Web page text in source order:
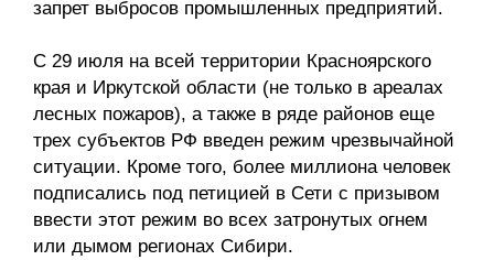
Об аспирантуре
Поступление
Обучение
Нормативные документы
запрет выбросов промышленных предприятий.
С 29 июля на всей территории Красноярского
края и Иркутской области (не только в ареалах
лесных пожаров), а также в ряде районов еще
трех субъектов РФ введен режим чрезвычайной
ситуации. Кроме того, более миллиона человек
подписались под петицией в Сети с призывом
ввести этот режим во всех затронутых огнем
или дымом регионах Сибири.